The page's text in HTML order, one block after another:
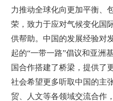
力推动全球化向更加平衡、
荣，致力于应对气候变化国
供帮助。中国的发展经验对
起的“一带一路”倡议和亚洲
国合作搭建了桥梁，提供了
社会希望更多听取中国的主
贸、人文等各领域交流合作